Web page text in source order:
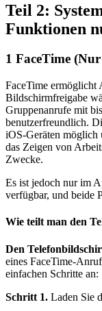
Teil 2:
Funktionen
1 FaceTime
FaceTime ermöglicht
Bildschirmfreigabe
Gruppenanrufe mit
benutzerfreundlich.
iOS-Geräten möglich
das Zeigen von
Zwecke.
Es ist jedoch nur im
verfügbar, und beide
Wie teilt man den
Den
eines FaceTime-
einfachen Schritte an:
Schritt 1. Laden Sie